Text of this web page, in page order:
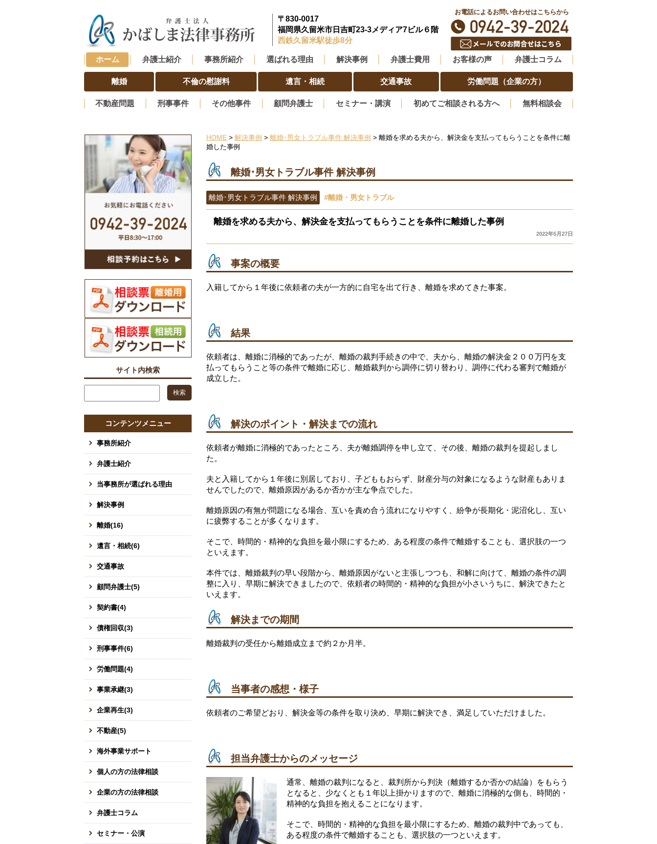
〒830-0017
福岡県久留米市日吉町23-3メディア7ビル６階
西鉄久留米駅徒歩8分
お電話によるお問い合わせはこちらから
ホーム 弁護士紹介 事務所紹介 選ばれる理由 解決事例 弁護士費用 お客様の声 弁護士コラム
離婚 不倫の慰謝料 遺言・相続 交通事故 労働問題（企業の方）
不動産問題 刑事事件 その他事件 顧問弁護士 セミナー・講演 初めてご相談される方へ 無料相談会
HOME > 解決事例 > 離婚･男女トラブル事件 解決事例 > 離婚を求める夫から、解決金を支払ってもらうことを条件に離
婚した事例
離婚･男女トラブル事件 解決事例
離婚･男女トラブル事件 解決事例 #離婚・男女トラブル
離婚を求める夫から、解決金を支払ってもらうことを条件に離婚した事例
2022年5月27日
事案の概要
入籍してから１年後に依頼者の夫が一方的に自宅を出て行き、離婚を求めてきた事案。
結果
依頼者は、離婚に消極的であったが、離婚の裁判手続きの中で、夫から、離婚の解決金２００万円を支
払ってもらうこと等の条件で離婚に応じ、離婚裁判から調停に切り替わり、調停に代わる審判で離婚が
成立した。
解決のポイント・解決までの流れ
依頼者が離婚に消極的であったところ、夫が離婚調停を申し立て、その後、離婚の裁判を提起しまし
た。
夫と入籍してから１年後に別居しており、子どももおらず、財産分与の対象になるような財産もありま
せんでしたので、離婚原因があるか否かが主な争点でした。
離婚原因の有無が問題になる場合、互いを責め合う流れになりやすく、紛争が長期化・泥沼化し、互い
に疲弊することが多くなります。
そこで、時間的・精神的な負担を最小限にするため、ある程度の条件で離婚することも、選択肢の一つ
といえます。
本件では、離婚裁判の早い段階から、離婚原因がないと主張しつつも、和解に向けて、離婚の条件の調
整に入り、早期に解決できましたので、依頼者の時間的・精神的な負担が小さいうちに、解決できたと
いえます。
解決までの期間
離婚裁判の受任から離婚成立まで約２か月半。
当事者の感想・様子
依頼者のご希望どおり、解決金等の条件を取り決め、早期に解決でき、満足していただけました。
担当弁護士からのメッセージ
通常、離婚の裁判になると、裁判所から判決（離婚するか否かの結論）をもらう
となると、少なくとも１年以上掛かりますので、離婚に消極的な側も、時間的・
精神的な負担を抱えることになります。
そこで、時間的・精神的な負担を最小限にするため、離婚の裁判中であっても、
ある程度の条件で離婚することも、選択肢の一つといえます。
サイト内検索
コンテンツメニュー
事務所紹介
弁護士紹介
当事務所が選ばれる理由
解決事例
離婚(16)
遺言・相続(6)
交通事故
顧問弁護士(5)
契約書(4)
債権回収(3)
刑事事件(6)
労働問題(4)
事業承継(3)
企業再生(3)
不動産(5)
海外事業サポート
個人の方の法律相談
企業の方の法律相談
弁護士コラム
セミナー・公演